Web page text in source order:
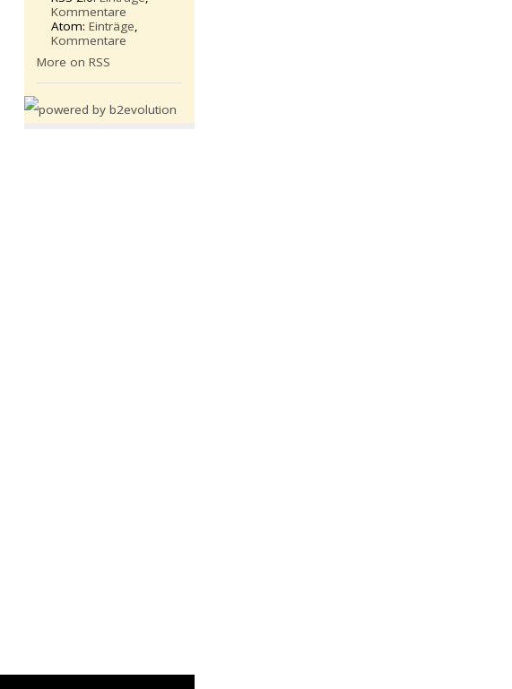
Kommentare
Atom:Einträge,
Kommentare
More on RSS